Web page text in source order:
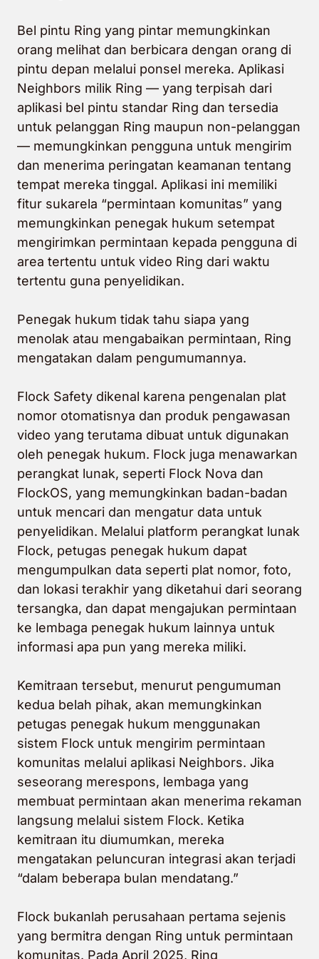
Bel pintu Ring yang pintar memungkinkan
orang melihat dan berbicara dengan orang di
pintu depan melalui ponsel mereka. Aplikasi
Neighbors milik Ring — yang terpisah dari
aplikasi bel pintu standar Ring dan tersedia
untuk pelanggan Ring maupun non-pelanggan
— memungkinkan pengguna untuk mengirim
dan menerima peringatan keamanan tentang
tempat mereka tinggal. Aplikasi ini memiliki
fitur sukarela “permintaan komunitas” yang
memungkinkan penegak hukum setempat
mengirimkan permintaan kepada pengguna di
area tertentu untuk video Ring dari waktu
tertentu guna penyelidikan.
Penegak hukum tidak tahu siapa yang
menolak atau mengabaikan permintaan, Ring
mengatakan dalam pengumumannya.
Flock Safety dikenal karena pengenalan plat
nomor otomatisnya dan produk pengawasan
video yang terutama dibuat untuk digunakan
oleh penegak hukum. Flock juga menawarkan
perangkat lunak, seperti Flock Nova dan
FlockOS, yang memungkinkan badan-badan
untuk mencari dan mengatur data untuk
penyelidikan. Melalui platform perangkat lunak
Flock, petugas penegak hukum dapat
mengumpulkan data seperti plat nomor, foto,
dan lokasi terakhir yang diketahui dari seorang
tersangka, dan dapat mengajukan permintaan
ke lembaga penegak hukum lainnya untuk
informasi apa pun yang mereka miliki.
Kemitraan tersebut, menurut pengumuman
kedua belah pihak, akan memungkinkan
petugas penegak hukum menggunakan
sistem Flock untuk mengirim permintaan
komunitas melalui aplikasi Neighbors. Jika
seseorang merespons, lembaga yang
membuat permintaan akan menerima rekaman
langsung melalui sistem Flock. Ketika
kemitraan itu diumumkan, mereka
mengatakan peluncuran integrasi akan terjadi
“dalam beberapa bulan mendatang.”
Flock bukanlah perusahaan pertama sejenis
yang bermitra dengan Ring untuk permintaan
komunitas. Pada April 2025, Ring